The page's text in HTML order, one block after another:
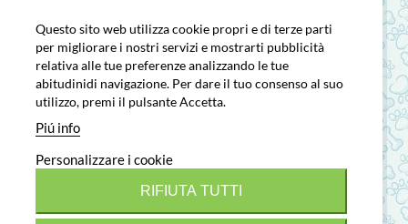
CONTATTO
CONSEGNA
PAGAMENTO SICURO
Questo sito web utilizza cookie propri e di terze parti
per migliorare i nostri servizi e mostrarti pubblicità
relativa alle tue preferenze analizzando le tue
abitudinidi navigazione. Per dare il tuo consenso al suo
utilizzo, premi il pulsante Accetta.
Piú info
Personalizzare i cookie
RIFIUTA TUTTI